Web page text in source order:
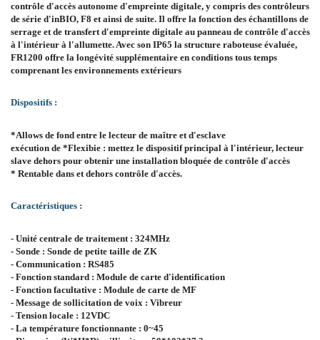
contrôle d'accès autonome d'empreinte digitale, y compris des contrôleurs
de série d'inBIO, F8 et ainsi de suite. Il offre la fonction des échantillons de
serrage et de transfert d'empreinte digitale au panneau de contrôle d'accès
à l'intérieur à l'allumette. Avec son IP65 la structure raboteuse évaluée,
FR1200 offre la longévité supplémentaire en conditions tous temps
comprenant les environnements extérieurs
Dispositifs :
*Allows de fond entre le lecteur de maître et d'esclave
exécution de *Flexibie : mettez le dispositif principal à l'intérieur, lecteur
slave dehors pour obtenir une installation bloquée de contrôle d'accès
* Rentable dans et dehors contrôle d'accès.
Caractéristiques :
- Unité centrale de traitement : 324MHz
- Sonde : Sonde de petite taille de ZK
- Communication : RS485
- Fonction standard : Module de carte d'identification
- Fonction facultative : Module de carte de MF
- Message de sollicitation de voix : Vibreur
- Tension locale : 12VDC
- La température fonctionnante : 0~45